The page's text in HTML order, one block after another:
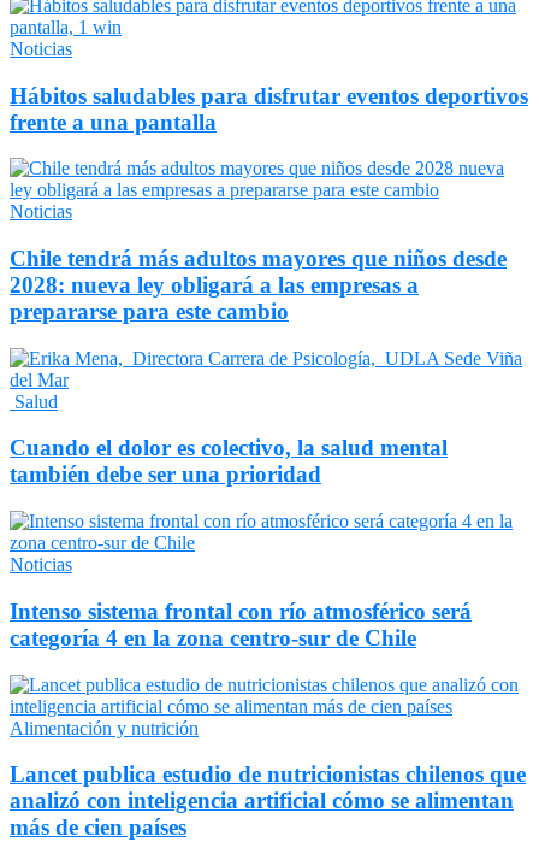
Noticias
Hábitos saludables para disfrutar eventos deportivos
frente a una pantalla
Noticias
Chile tendrá más adultos mayores que niños desde
2028: nueva ley obligará a las empresas a
prepararse para este cambio
Salud
Cuando el dolor es colectivo, la salud mental
también debe ser una prioridad
Noticias
Intenso sistema frontal con río atmosférico será
categoría 4 en la zona centro-sur de Chile
Alimentación y nutrición
Lancet publica estudio de nutricionistas chilenos que
analizó con inteligencia artificial cómo se alimentan
más de cien países